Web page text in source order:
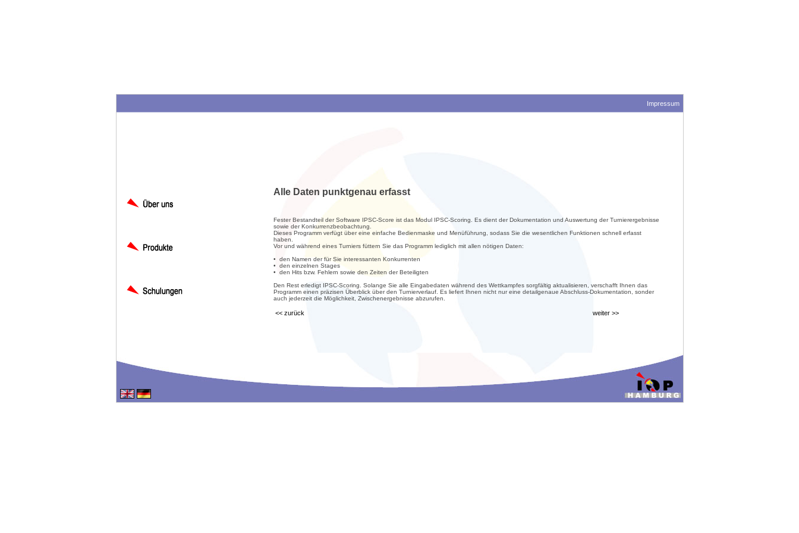
Impressum
Alle Daten punktgenau erfasst
Fester Bestandteil der Software IPSC-Score ist das Modul IPSC-Scoring. Es dient der Dokumentation und Auswertung der Turnierergebnisse
sowie der Konkurrenzbeobachtung.
Dieses Programm verfügt über eine einfache Bedienmaske und Menüführung, sodass Sie die wesentlichen Funktionen schnell erfasst
haben.
Vor und während eines Turniers füttern Sie das Programm lediglich mit allen nötigen Daten:
• den Namen der für Sie interessanten Konkurrenten
• den einzelnen Stages
• den Hits bzw. Fehlern sowie den Zeiten der Beteiligten
Den Rest erledigt IPSC-Scoring. Solange Sie alle Eingabedaten während des Wettkampfes sorgfältig aktualisieren, verschafft Ihnen das
Programm einen präzisen Überblick über den Turnierverlauf. Es liefert Ihnen nicht nur eine detailgenaue Abschluss-Dokumentation, sonder
auch jederzeit die Möglichkeit, Zwischenergebnisse abzurufen.
<< zurück weiter >>